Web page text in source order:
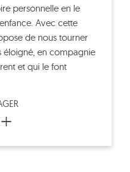
personnelle en le
Avec cette
de nous tourner
éloigné, en compagnie
et qui le font
+